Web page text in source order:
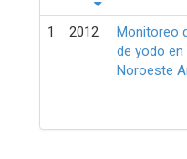
1 2012
Monitoreo
de yodo en
Noroeste